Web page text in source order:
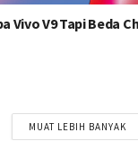
Vivo V9 Tapi Beda
MUAT LEBIH BANYAK